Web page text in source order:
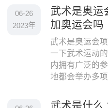
们的反应速
06-26
2023年
武术是奥运
加奥运会吗
武术是奥运会
一下武术运动
内拥有广泛的
地都会举办多
和影响力不
武术是什么